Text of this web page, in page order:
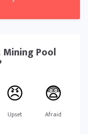
Mining Pool
😠
Upset
😨
Afraid